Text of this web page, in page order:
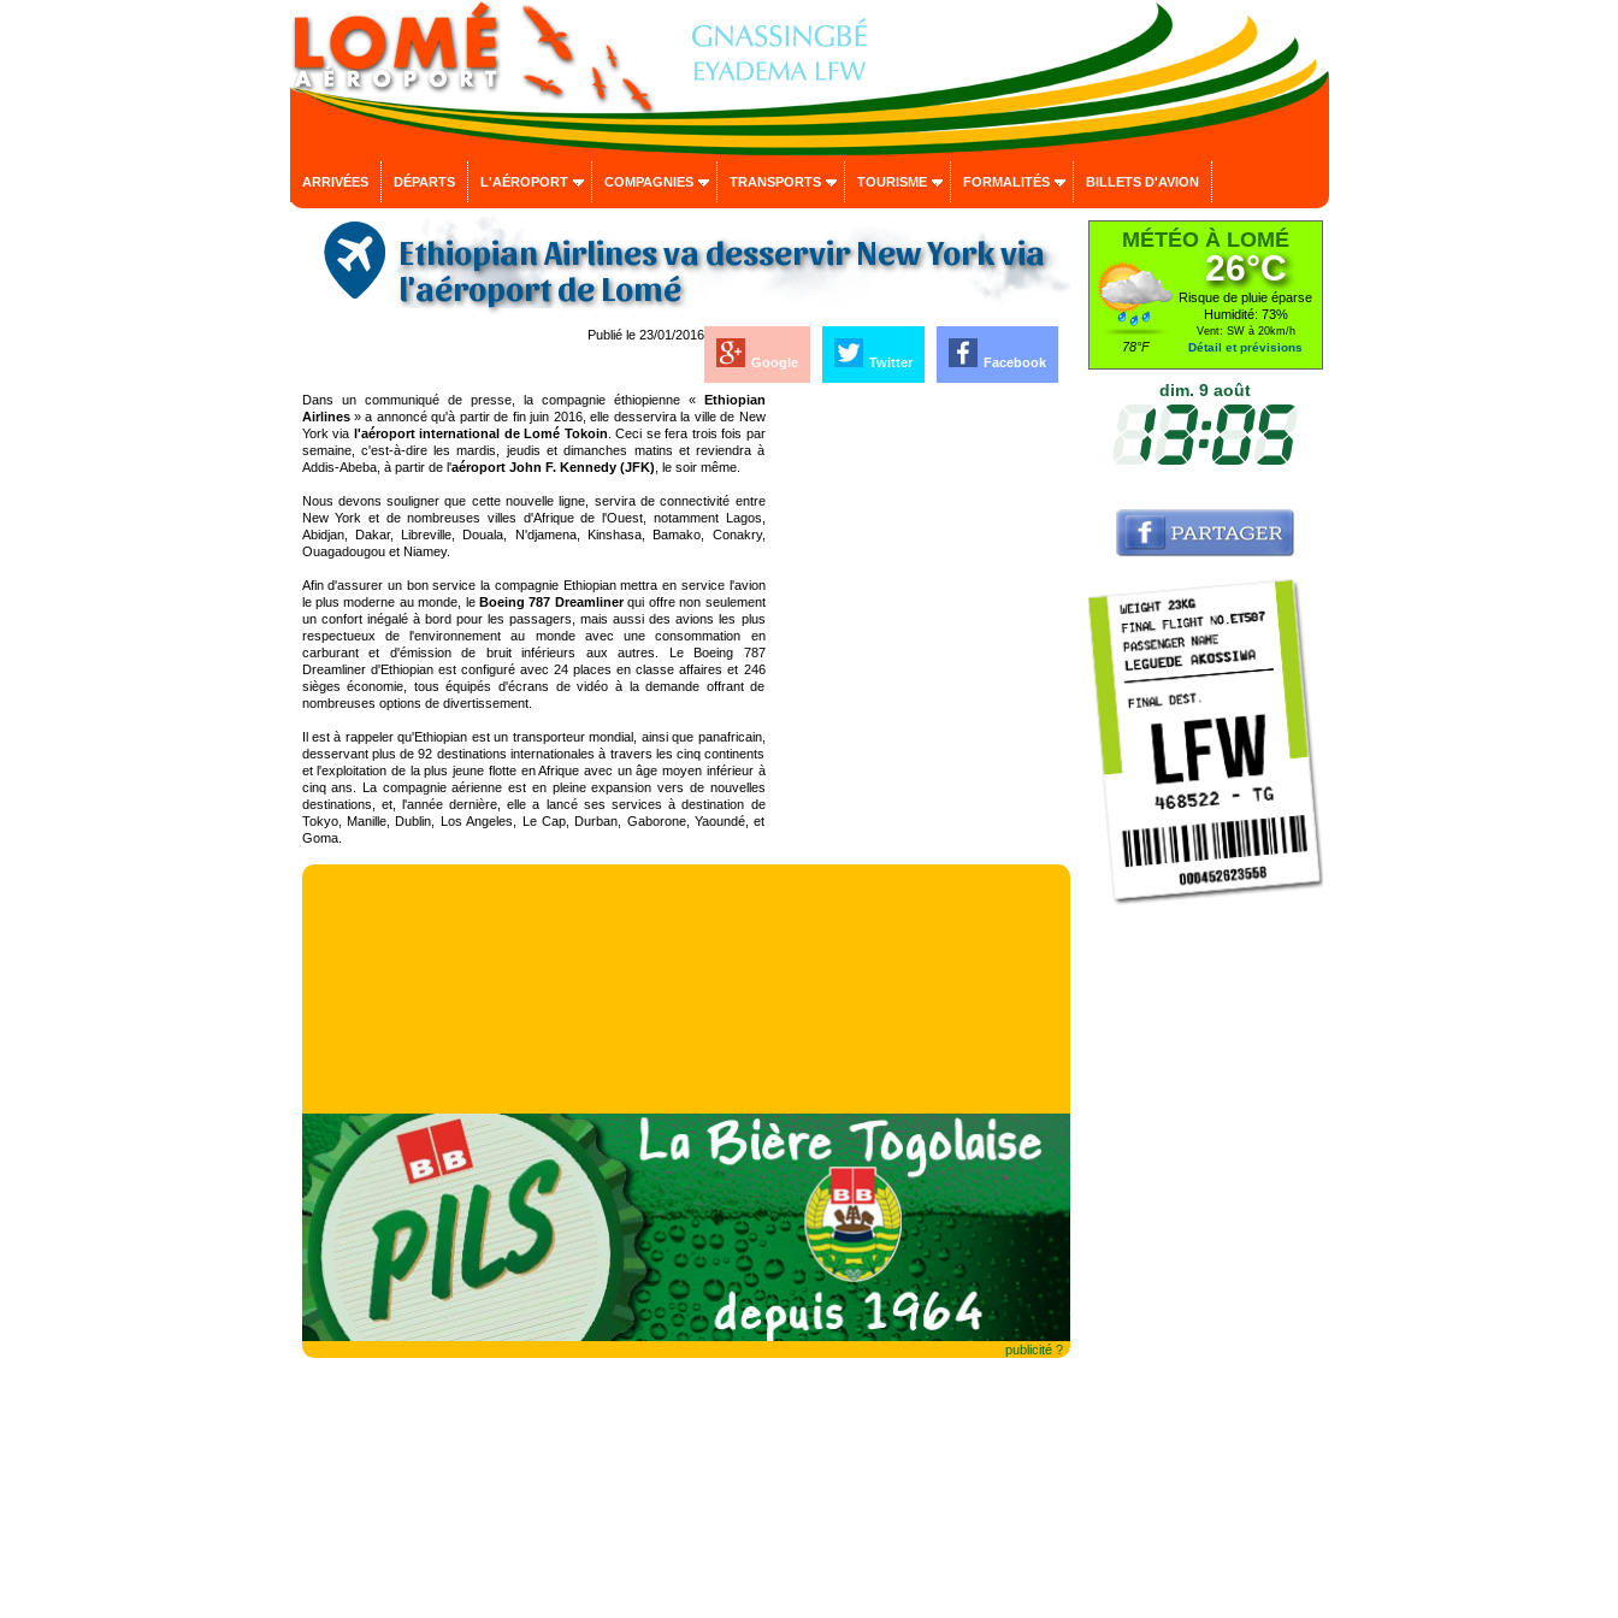
ARRIVÉES DÉPARTS L'AÉROPORT COMPAGNIES TRANSPORTS TOURISME FORMALITÉS BILLETS D'AVION
Ethiopian Airlines va desservir New York via
l'aéroport de Lomé
Facebook
Twitter
Google
Publié le 23/01/2016
Dans un communiqué de presse, la compagnie éthiopienne « Ethiopian
Airlines» a annoncé qu'à partir de fin juin 2016, elle desservira la ville de New
York via l'aéroport international de Lomé Tokoin . Ceci se fera trois fois par
semaine, c'est-à-dire les mardis, jeudis et dimanches matins et reviendra à
Addis-Abeba, à partir de l'aéroport John F. Kennedy (JFK) , le soir même.
Nous devons souligner que cette nouvelle ligne, servira de connectivité entre
New York et de nombreuses villes d'Afrique de l'Ouest, notamment Lagos,
Abidjan, Dakar, Libreville, Douala, N'djamena, Kinshasa, Bamako, Conakry,
Ouagadougou et Niamey.
Afin d'assurer un bon service la compagnie Ethiopian mettra en service l'avion
le plus moderne au monde, le Boeing 787 Dreamlinerqui offre non seulement
un confort inégalé à bord pour les passagers, mais aussi des avions les plus
respectueux de l'environnement au monde avec une consommation en
carburant et d'émission de bruit inférieurs aux autres. Le Boeing 787
Dreamliner d'Ethiopian est configuré avec 24 places en classe affaires et 246
sièges économie, tous équipés d'écrans de vidéo à la demande offrant de
nombreuses options de divertissement.
Il est à rappeler qu'Ethiopian est un transporteur mondial, ainsi que panafricain,
desservant plus de 92 destinations internationales à travers les cinq continents
et l'exploitation de la plus jeune flotte en Afrique avec un âge moyen inférieur à
cinq ans. La compagnie aérienne est en pleine expansion vers de nouvelles
destinations, et, l'année dernière, elle a lancé ses services à destination de
Tokyo, Manille, Dublin, Los Angeles, Le Cap, Durban, Gaborone, Yaoundé, et
Goma.
publicité ?
MÉTÉO À LOMÉ
78°F
26°C
Risque de pluie éparse
Humidité: 73%
Vent: SW à 20km/h
Détail et prévisions
dim. 9 août